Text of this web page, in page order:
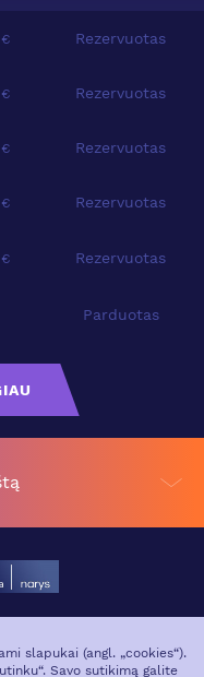
€ Rezervuotas
€ Rezervuotas
€ Rezervuotas
€ Rezervuotas
€ Rezervuotas
Parduotas
slapukai (angl. „cookies“).
Savo sutikimą galite